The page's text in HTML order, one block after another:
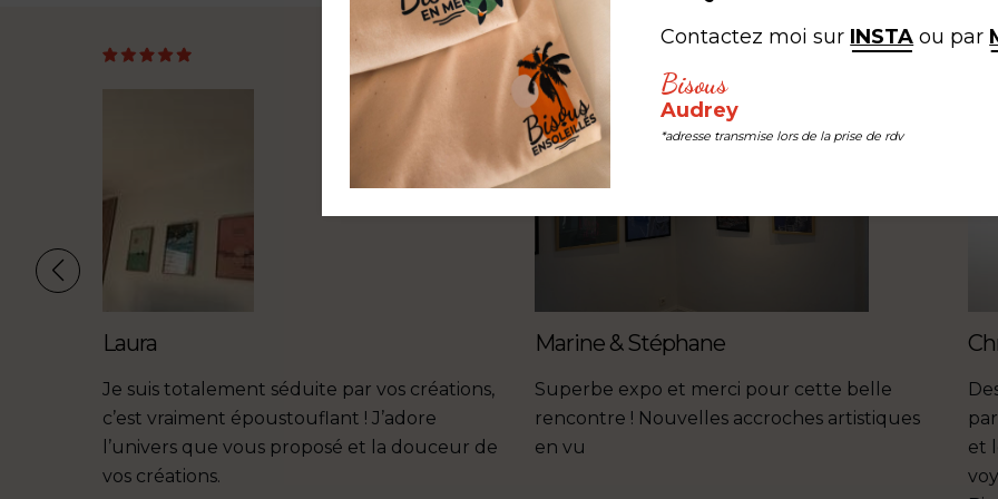
Laura
Je suis totalement séduite par vos créations,
c’est vraiment époustouflant ! J’adore
l’univers que vous proposé et la douceur de
vos créations.
Marine & Stéphane
Superbe expo et merci pour cette belle
rencontre ! Nouvelles accroches artistiques
en vu
et
Contactez moi sur INSTA ou par
Bisous
Audrey
*adresse transmise lors de la prise de rdv